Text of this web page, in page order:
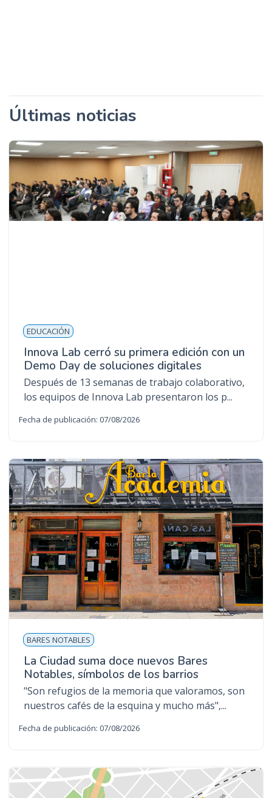
Últimas noticias
EDUCACIÓN
Innova Lab cerró su primera edición con un
Demo Day de soluciones digitales
Después de 13 semanas de trabajo colaborativo,
los equipos de Innova Lab presentaron los p...
Fecha de publicación: 07/08/2026
BARES NOTABLES
La Ciudad suma doce nuevos Bares
Notables, símbolos de los barrios
"Son refugios de la memoria que valoramos, son
nuestros cafés de la esquina y mucho más",...
Fecha de publicación: 07/08/2026